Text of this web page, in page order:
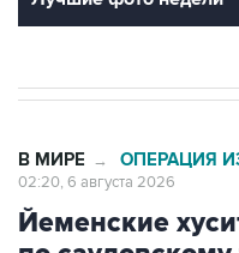
Йеменские
по саудовскому
заливе